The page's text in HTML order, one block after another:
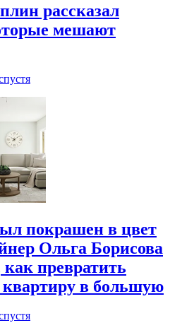
рассказал
мешают
покрашен в цвет
Ольга Борисова
как превратить
в большую